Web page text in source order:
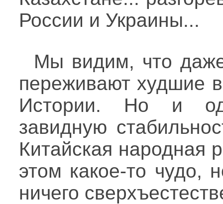
России и Украины...
Мы видим, что
переживают худшие
Истории. Но и
завидную
Китайская народная
этом какое-то чудо,
ничего